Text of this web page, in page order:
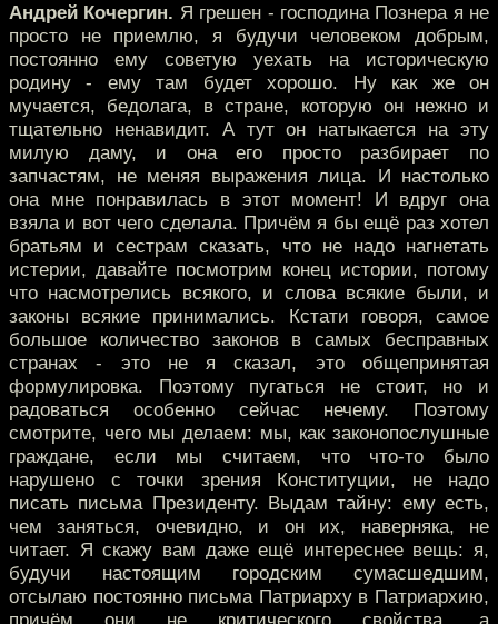
Андрей Кочергин. Я грешен - господина Познера я не
просто не приемлю, я будучи человеком добрым,
постоянно ему советую уехать на историческую
родину - ему там будет хорошо. Ну как же он
мучается, бедолага, в стране, которую он нежно и
тщательно ненавидит. А тут он натыкается на эту
милую даму, и она его просто разбирает по
запчастям, не меняя выражения лица. И настолько
она мне понравилась в этот момент! И вдруг она
взяла и вот чего сделала. Причём я бы ещё раз хотел
братьям и сестрам сказать, что не надо нагнетать
истерии, давайте посмотрим конец истории, потому
что насмотрелись всякого, и слова всякие были, и
законы всякие принимались. Кстати говоря, самое
большое количество законов в самых бесправных
странах - это не я сказал, это общепринятая
формулировка. Поэтому пугаться не стоит, но и
радоваться особенно сейчас нечему. Поэтому
смотрите, чего мы делаем: мы, как законопослушные
граждане, если мы считаем, что что-то было
нарушено с точки зрения Конституции, не надо
писать письма Президенту. Выдам тайну: ему есть,
чем заняться, очевидно, и он их, наверняка, не
читает. Я скажу вам даже ещё интереснее вещь: я,
будучи настоящим городским сумасшедшим,
отсылаю постоянно письма Патриарху в Патриархию,